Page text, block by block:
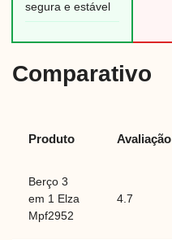
segura e estável
Comparativo
Produto Avaliação
Berço 3
em 1 Elza
Mpf2952
4.7